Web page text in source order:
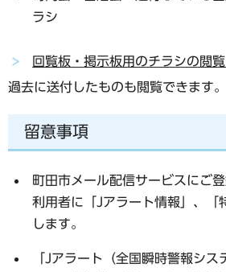
ラシ
回覧板・掲示板用のチラシの閲
過去に送付したものも閲覧できます。
留意事項
町田市メール配信サービスにご
利用者に
「Jアラート情報」 、 「
します。
「Jアラート（全国瞬時警報シス